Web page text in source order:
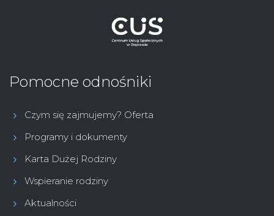
Pomocne odnośniki
Czym się zajmujemy? Oferta
Programy i dokumenty
Karta Dużej Rodziny
Wspieranie rodziny
Aktualności